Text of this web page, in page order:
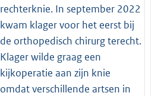
rechterknie. In september 2022
kwam klager voor het eerst bij
de orthopedisch chirurg terecht.
Klager wilde graag een
kijkoperatie aan zijn knie
omdat verschillende artsen in